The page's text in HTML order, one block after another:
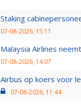
Staking
07-08-2026, 15:11
Malaysia Airlines
07-08-2026, 14:07
Airbus op koers voor
07-08-2026, 11:44